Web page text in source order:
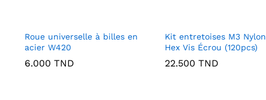
Roue universelle à billes en
acier W420
6.000 TND
Kit entretoises M3 Nylon
Hex Vis Écrou (120pcs)
22.500 TND